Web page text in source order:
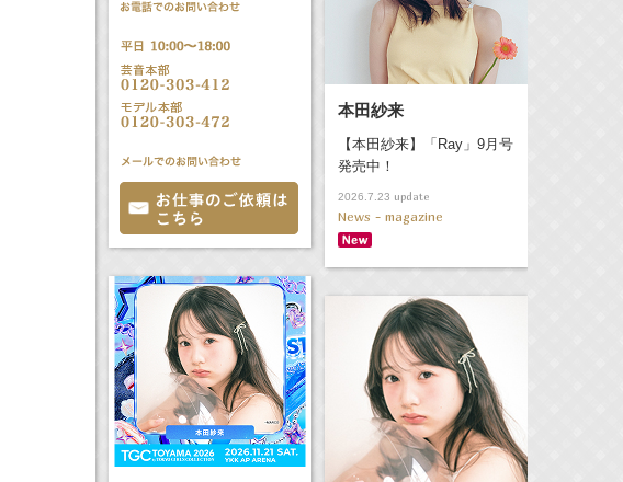
本田紗来
【本田紗来】「Ray」9月号
発売中！
2026.7.23 update
News - magazine